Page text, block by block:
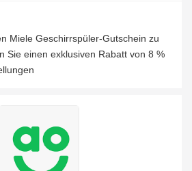
Miele Geschirrspüler-Gutschein zu
Sie einen exklusiven Rabatt von 8 %